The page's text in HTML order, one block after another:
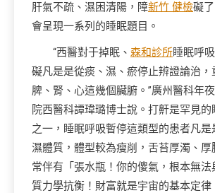
肝氣不疏、濕困清陽，障新竹 健檢礙
會呈現一系列的睡眠題目。
“西醫對于掉眠、 森和診所睡眠呼
礙凡是是從痰、濕、瘀停止辨證論治，
脾、腎、心這幾個臟腑。”廣州醫科年
院西醫科譚瑋璐博士說。打鼾是罕見的
之一，睡眠呼吸暫停這類型的患者凡
濕體質，體型較為瘦削，舌苔厚濁、厚
常伴有「張水瓶！你的傻氣，根本無
質力學抗衡！財富就是宇宙的基本定